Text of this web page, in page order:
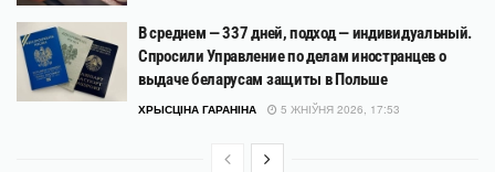
В среднем — 337 дней, подход — индивидуальный.
Спросили Управление по делам иностранцев о
выдаче беларусам защиты в Польше
ХРЫСЦІНА ГАРАНІНА 5 ЖНІЎНЯ 2026, 17:53